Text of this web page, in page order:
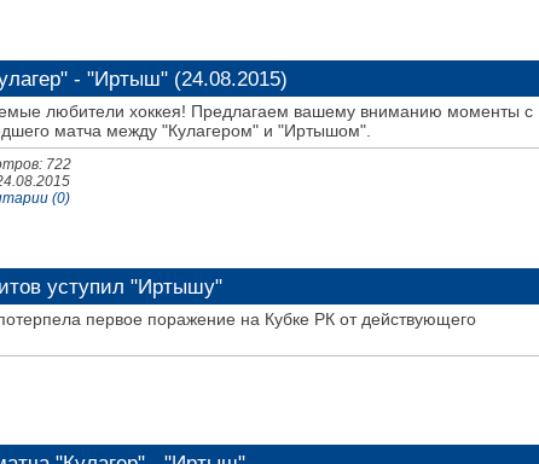
- "Иртыш" (24.08.2015)
любители хоккея! Предлагаем вашему вниманию моменты с
матча между "Кулагером" и "Иртышом".
722
(0)
уступил "Иртышу"
первое поражение на Кубке РК от действующего